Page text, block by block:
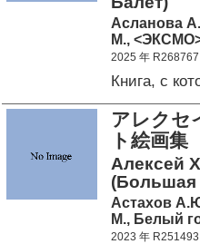
Асланова
М.,
2025 年 R268767
Книга, с
アレクセ
ト絵画集
Алексей
(Большая
Астахов
М., Белый
2023 年 R251493